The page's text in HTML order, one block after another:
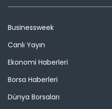
Businessweek
Canlı Yayın
Ekonomi Haberleri
Borsa Haberleri
Dünya Borsaları